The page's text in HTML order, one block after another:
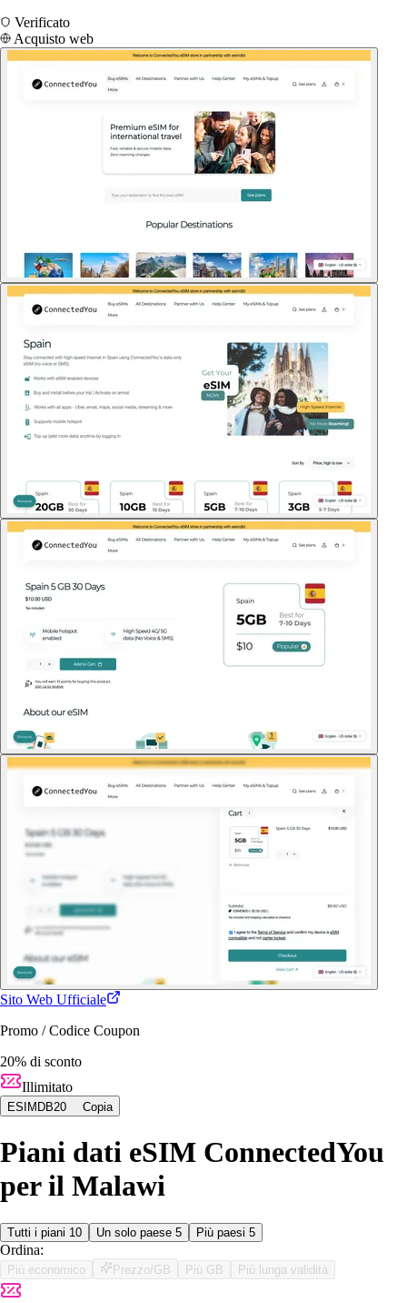
Verificato
Acquisto web
Sito Web Ufficiale
Promo / Codice Coupon
20% di sconto
Illimitato
ESIMDB20 Copia
Piani dati eSIM ConnectedYou
per il Malawi
Tutti i piani 10 Un solo paese 5 Più paesi 5
Ordina:
Più economico Prezzo/GB Più GB Più lunga validità